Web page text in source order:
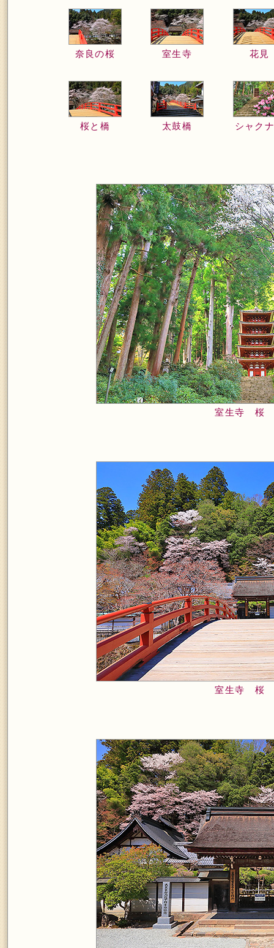
奈良の桜 室生寺 花見
桜と橋 太鼓橋 シャク
室生寺 桜
室生寺 桜